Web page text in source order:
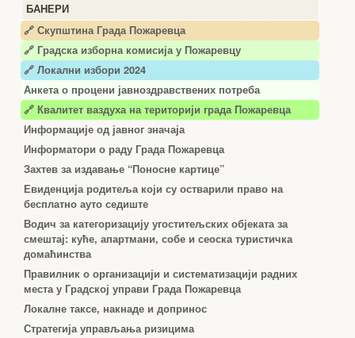
БАНЕРИ
🔗 Скупштина Града Пожаревца
🔗 Градска изборна комисија у Пожаревцу
🔗 Локални избори 2024
Анкета о процени јавноздравствених потреба
🔗 Квалитет ваздуха на територији града Пожаревца
Информације од јавног значаја
Информатори о раду Града Пожаревца
Захтев за издавање “Поносне картице”
Евиденција родитеља који су остварили право на
бесплатно ауто седиште
Водич за категоризацију угоститељских објеката за
смештај: куће, апартмани, собе и сеоска туристичка
домаћинства
Правилник о организацији и систематизацији радних
места у Градској управи Града Пожаревца
Локалне таксе, накнаде и допринос
Стратегија управљања ризицима